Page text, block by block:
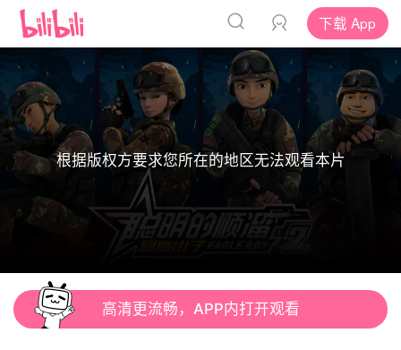
下载 App
根据版权方要求您所在的地区无法观看本片
高清更流畅，APP内打开观看